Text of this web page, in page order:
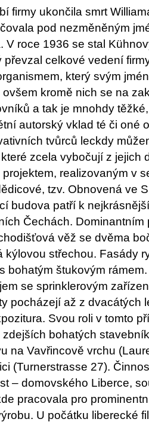
firmy ukončila smrt
pod nezměněným
V roce 1936 se stal
převzal celkové vedení
který svým
kromě nich se na
a tak je mnohdy
autorský vklad té či oné
tvůrců leckdy
zcela vybočují z jejich
realizovaným v
tzv. Obnovená ve
budova patří k
Čechách.
věž se dvěma
kýlovou střechou. Fasády
bohatým štukovým
se sprinklerovým
pocházejí až z dvacátých
Svou roli v tomto
bohatých
na Vavřincově vrchu
(Turnerstrasse 27).
– domovského Liberce,
pracovala pro
U počátku liberecké